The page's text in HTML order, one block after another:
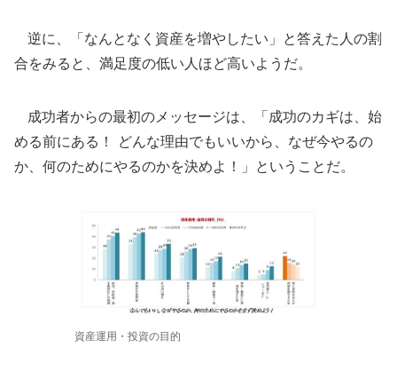
逆に、「なんとなく資産を増やしたい」と答えた人の割
合をみると、満足度の低い人ほど高いようだ。
成功者からの最初のメッセージは、「成功のカギは、始
める前にある！ どんな理由でもいいから、なぜ今やるの
か、何のためにやるのかを決めよ！」ということだ。
資産運用・投資の目的